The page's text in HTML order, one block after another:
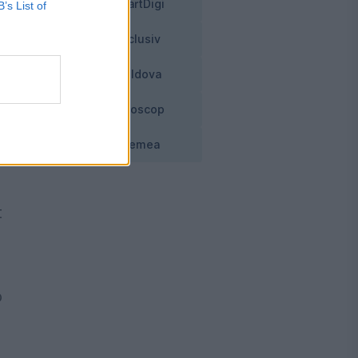
List of
SmartDigi
Exclusiv
Moldova
Horoscop
Vremea